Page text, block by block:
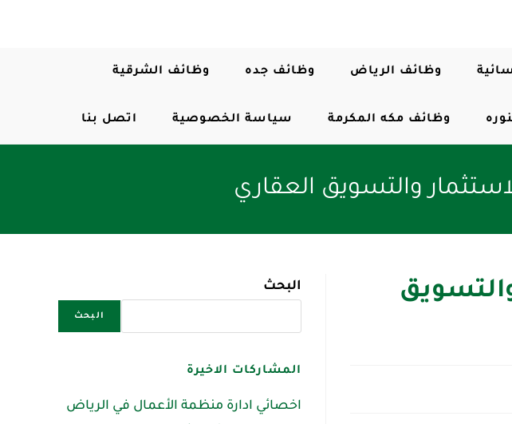
وظائف الرياض وظائف جده وظائف الشرقية
وظائف مكه المكرمة سياسة الخصوصية اتصل بنا
والتسويق العقاري
البحث
البحث
المشاركات الاخيرة
اخصائي ادارة منظمة الأعمال في الرياض